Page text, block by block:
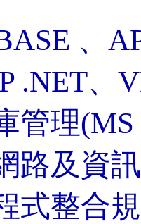
、
.NET、
管理(MS
路及資
式整合